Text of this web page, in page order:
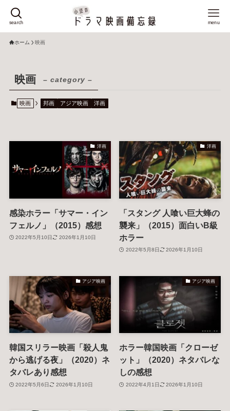
search menu
ホーム 映画
映画 – category –
映画 邦画 アジア映画 洋画
洋画
感染ホラー「サマー・イン
フェルノ」（2015）感想
2022年5月10日 2026年1月10日
洋画
「スタング 人喰い巨大蜂の
襲来」（2015）面白いB級
ホラー
2022年5月8日 2026年1月10日
アジア映画
韓国スリラー映画「殺人鬼
から逃げる夜」（2020）ネ
タバレあり感想
2022年5月6日 2026年1月10日
アジア映画
ホラー韓国映画「クローゼ
ット」（2020）ネタバレな
しの感想
2022年4月1日 2026年1月10日